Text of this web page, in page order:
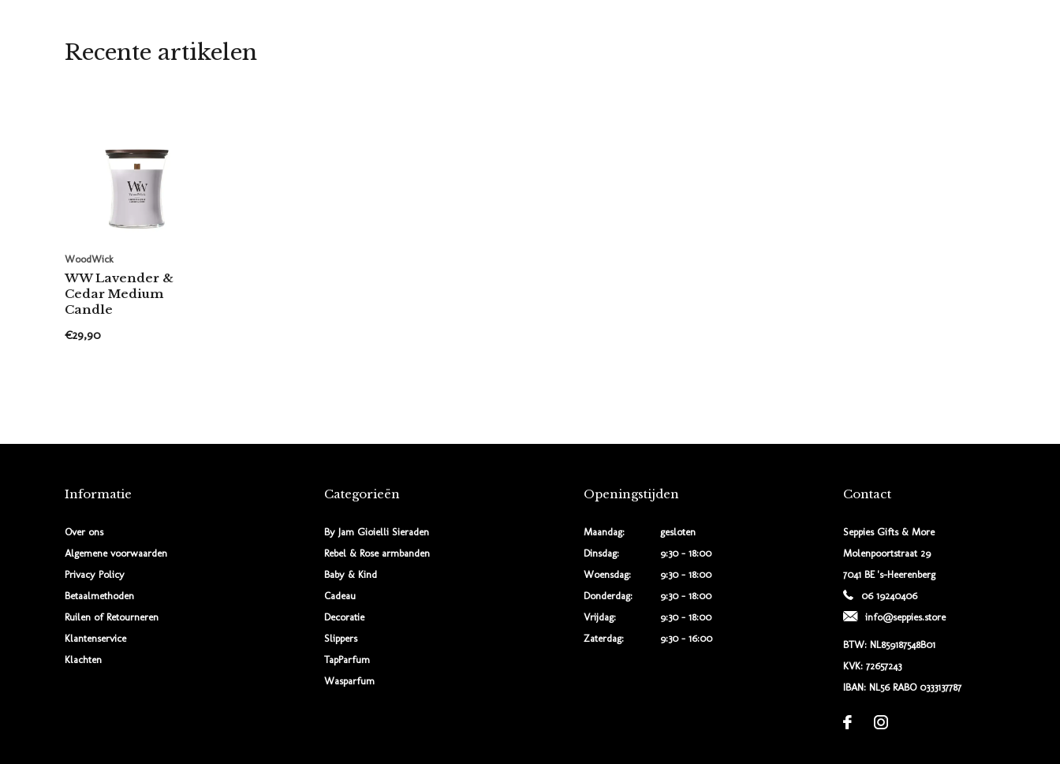
Recente artikelen
WoodWick
WW Lavender &
Cedar Medium
Candle
€29,90
Informatie
Over ons
Algemene voorwaarden
Privacy Policy
Betaalmethoden
Ruilen of Retourneren
Klantenservice
Klachten
Categorieën
By Jam Gioielli Sieraden
Rebel & Rose armbanden
Baby & Kind
Cadeau
Decoratie
Slippers
TapParfum
Wasparfum
Openingstijden
Maandag:
Dinsdag:
Woensdag:
Donderdag:
Vrijdag:
Zaterdag:
gesloten
9:30 - 18:00
9:30 - 18:00
9:30 - 18:00
9:30 - 18:00
9:30 - 16:00
Contact
Seppies Gifts & More
Molenpoortstraat 29
7041 BE 's-Heerenberg
06 19240406
info@seppies.store
BTW: NL859187548B01
KVK: 72657243
IBAN: NL56 RABO 0333137787